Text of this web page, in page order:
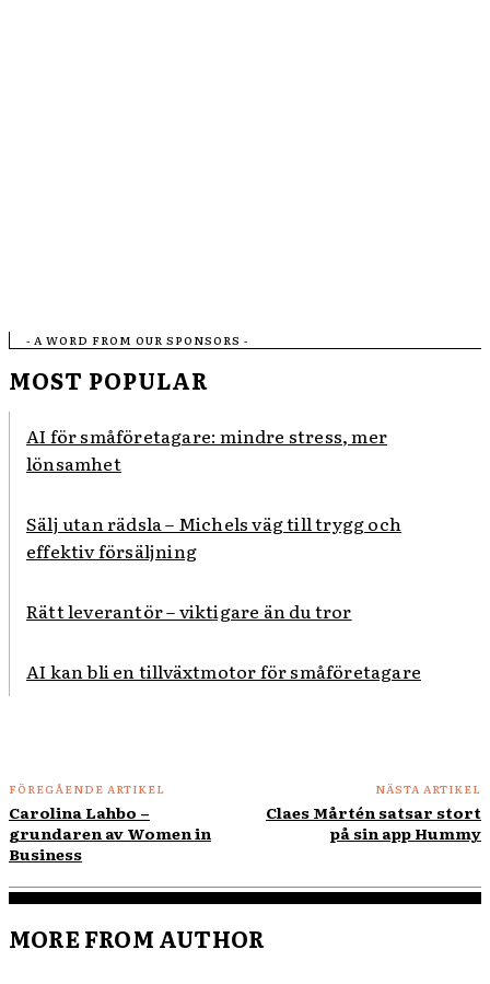
- A WORD FROM OUR SPONSORS -
MOST POPULAR
AI för småföretagare: mindre stress, mer
lönsamhet
Sälj utan rädsla – Michels väg till trygg och
effektiv försäljning
Rätt leverantör – viktigare än du tror
AI kan bli en tillväxtmotor för småföretagare
FÖREGÅENDE ARTIKEL
Carolina Lahbo –
grundaren av Women in
Business
NÄSTA ARTIKEL
Claes Mårtén satsar stort
på sin app Hummy
MORE FROM AUTHOR